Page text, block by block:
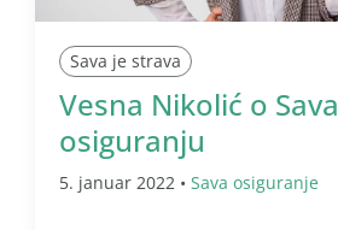
Sava je strava
Vesna Nikolić o Sava
osiguranju
5. januar 2022 • Sava osiguranje